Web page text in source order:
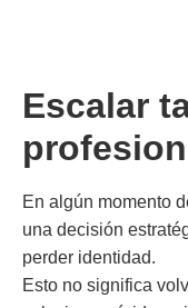
Escalar
En algún momento
una decisión
perder identidad.
Esto no significa